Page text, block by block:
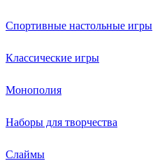
Спортивные настольные игры
Классические игры
Монополия
Наборы для творчества
Слаймы